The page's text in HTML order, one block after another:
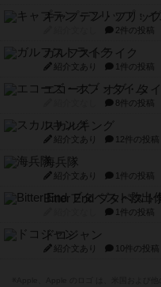
キャプテン・フリッ
2件の投稿
ガルフストライク
紹介文あり 1件の投稿
エコーズ・オブ・タ
8件の投稿
スカルキング
紹介文あり 12件の投稿
海兵隊
紹介文あり 1件の投稿
Bitter End ブタペスト
1件の投稿
ドコジャン
紹介文あり 10件の投稿